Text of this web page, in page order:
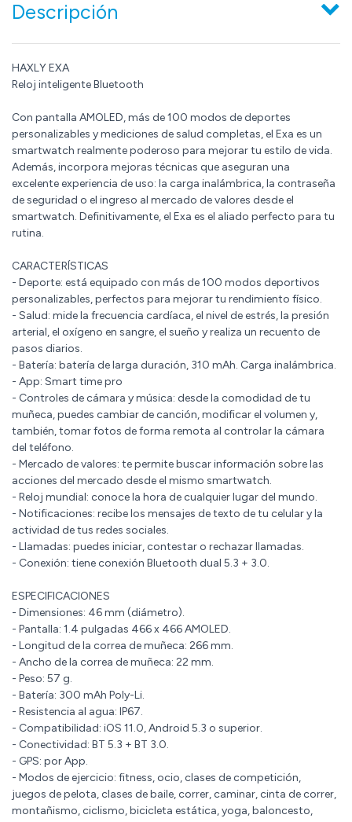
Descripción
HAXLY EXA
Reloj inteligente Bluetooth
Con pantalla AMOLED, más de 100 modos de deportes
personalizables y mediciones de salud completas, el Exa es un
smartwatch realmente poderoso para mejorar tu estilo de vida.
Además, incorpora mejoras técnicas que aseguran una
excelente experiencia de uso: la carga inalámbrica, la contraseña
de seguridad o el ingreso al mercado de valores desde el
smartwatch. Definitivamente, el Exa es el aliado perfecto para tu
rutina.
CARACTERÍSTICAS
- Deporte: está equipado con más de 100 modos deportivos
personalizables, perfectos para mejorar tu rendimiento físico.
- Salud: mide la frecuencia cardíaca, el nivel de estrés, la presión
arterial, el oxígeno en sangre, el sueño y realiza un recuento de
pasos diarios.
- Batería: batería de larga duración, 310 mAh. Carga inalámbrica.
- App: Smart time pro
- Controles de cámara y música: desde la comodidad de tu
muñeca, puedes cambiar de canción, modificar el volumen y,
también, tomar fotos de forma remota al controlar la cámara
del teléfono.
- Mercado de valores: te permite buscar información sobre las
acciones del mercado desde el mismo smartwatch.
- Reloj mundial: conoce la hora de cualquier lugar del mundo.
- Notificaciones: recibe los mensajes de texto de tu celular y la
actividad de tus redes sociales.
- Llamadas: puedes iniciar, contestar o rechazar llamadas.
- Conexión: tiene conexión Bluetooth dual 5.3 + 3.0.
ESPECIFICACIONES
- Dimensiones: 46 mm (diámetro).
- Pantalla: 1.4 pulgadas 466 x 466 AMOLED.
- Longitud de la correa de muñeca: 266 mm.
- Ancho de la correa de muñeca: 22 mm.
- Peso: 57 g.
- Batería: 300 mAh Poly-Li.
- Resistencia al agua: IP67.
- Compatibilidad: iOS 11.0, Android 5.3 o superior.
- Conectividad: BT 5.3 + BT 3.0.
- GPS: por App.
- Modos de ejercicio: fitness, ocio, clases de competición,
juegos de pelota, clases de baile, correr, caminar, cinta de correr,
montañismo, ciclismo, bicicleta estática, yoga, baloncesto,